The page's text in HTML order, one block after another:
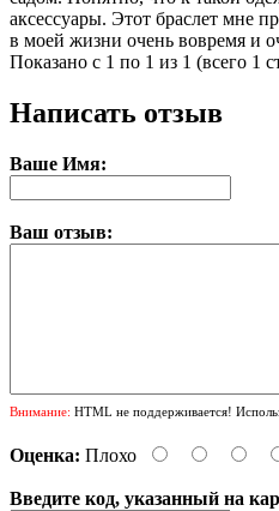
аксессуары. Этот браслет мне
в моей жизни очень вовремя и
Показано с 1 по 1 из 1 (всего 1
Написать отзыв
Ваше Имя:
Ваш отзыв:
Внимание: HTML не поддерживается!
Оценка: Плохо
Введите код, указанный на